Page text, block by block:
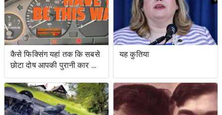
कैसे फिक्सिंग यहां तक ​​कि सबसे
छोटा दोष आपकी पुरानी कार को
नया जैसा महसूस करा सकता है
यह कुतिया